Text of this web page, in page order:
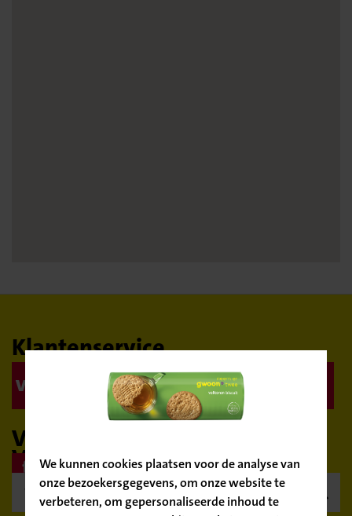
We kunnen cookies plaatsen voor de analyse van
onze bezoekersgegevens, om onze website te
verbeteren, om gepersonaliseerde inhoud te
Klantenservice
Veelgestelde vragen Contact
Volg ons op social media
Vind een Nettorama
Bevestig